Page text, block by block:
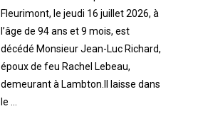
Fleurimont, le jeudi 16 juillet 2026, à
l’âge de 94 ans et 9 mois, est
décédé Monsieur Jean-Luc Richard,
époux de feu Rachel Lebeau,
demeurant à Lambton.Il laisse dans
le ...